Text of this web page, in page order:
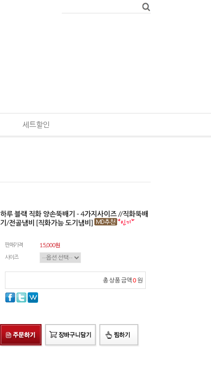
세트할인
하루 블랙 직화 양손뚝배기 - 4가지사이즈 //직화뚝배
기/전골냄비 [직화가능 도기냄비]
판매가격 15,000원
사이즈
총 상품 금액 0 원